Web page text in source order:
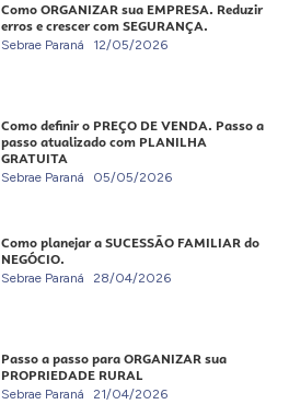
Como ORGANIZAR sua EMPRESA. Reduzir
erros e crescer com SEGURANÇA.
Sebrae Paraná 12/05/2026
Como definir o PREÇO DE VENDA. Passo a
passo atualizado com PLANILHA
GRATUITA
Sebrae Paraná 05/05/2026
Como planejar a SUCESSÃO FAMILIAR do
NEGÓCIO.
Sebrae Paraná 28/04/2026
Passo a passo para ORGANIZAR sua
PROPRIEDADE RURAL
Sebrae Paraná 21/04/2026